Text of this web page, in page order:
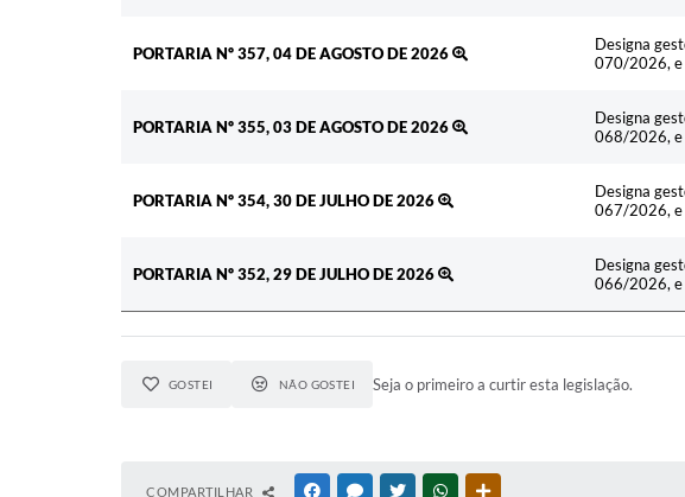
PORTARIA Nº 357, 04 DE AGOSTO DE 2026
Designa
070/2026, e
PORTARIA Nº 355, 03 DE AGOSTO DE 2026
Designa
068/2026, e
PORTARIA Nº 354, 30 DE JULHO DE 2026
Designa
067/2026, e
PORTARIA Nº 352, 29 DE JULHO DE 2026
Designa
066/2026, e
GOSTEI NÃO GOSTEI Seja o primeiro a curtir esta legislação.
COMPARTILHAR FACEBOOKMESSENGER
TWITTERWHATSAPP